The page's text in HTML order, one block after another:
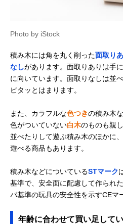
Amazonで見る
Amazonで見る
くもん出版
(KUMON
PUBLISHING) 図
形キューブつみき
WK-33
Amazonで見る
STANDARD 32
the medium
Starter Set
Amazonで見る
ボーネルンド
ジナル積み木 カラ
ー（積み木のほん
付）BZID001
ブリオ(BRIO) つみ
Photo by iStock
積み木には角を丸く削った面取り
なしがあります。面取りありは手
に向いています。面取りなしは並
ピタッとはまります。
また、カラフルな色つきの積み木
色がついていない白木のものも親
並べたりして遊ぶ積み木のほかに
遊べる商品もあります。
積み木などについているSTマーク
基準で、安全面に配慮して作られ
パ基準の玩具の安全性を示すCEマ
年齢に合わせて買い足して